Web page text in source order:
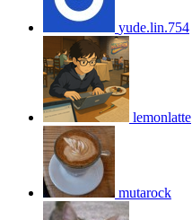
yude.lin.754
lemonlatte
mutarock